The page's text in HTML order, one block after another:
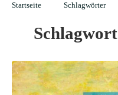
Startseite Schlagwörter
Schlagwort